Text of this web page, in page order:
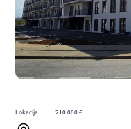
Lokacija 210.000 €